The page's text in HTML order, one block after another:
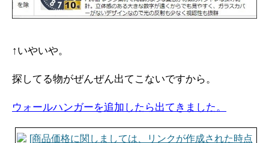
↑いやいや。
探してる物がぜんぜん出てこないですから。
ウォールハンガーを追加したら出てきました。